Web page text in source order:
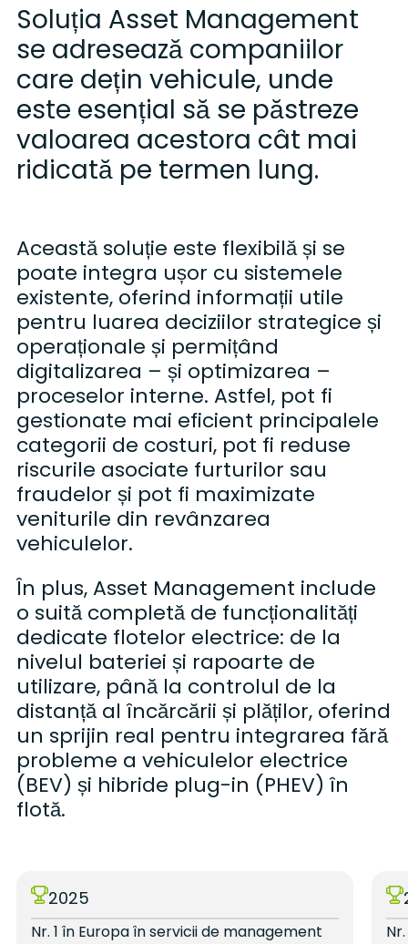
Soluția Asset Management
se adresează companiilor
care dețin vehicule, unde
este esențial să se păstreze
valoarea acestora cât mai
ridicată pe termen lung.
Această soluție este flexibilă și se
poate integra ușor cu sistemele
existente, oferind informații utile
pentru luarea deciziilor strategice și
operaționale și permițând
digitalizarea – și optimizarea –
proceselor interne. Astfel, pot fi
gestionate mai eficient principalele
categorii de costuri, pot fi reduse
riscurile asociate furturilor sau
fraudelor și pot fi maximizate
veniturile din revânzarea
vehiculelor.
În plus, Asset Management include
o suită completă de funcționalități
dedicate flotelor electrice: de la
nivelul bateriei și rapoarte de
utilizare, până la controlul de la
distanță al încărcării și plăților, oferind
un sprijin real pentru integrarea fără
probleme a vehiculelor electrice
(BEV) și hibride plug-in (PHEV) în
flotă.
2025
Nr. 1 în Europa în servicii de management